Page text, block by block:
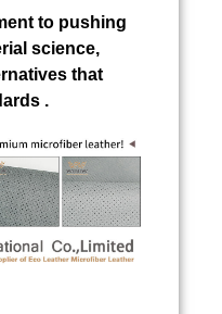
to pushing
science,
that
.